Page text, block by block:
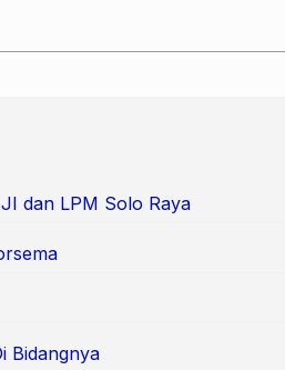
dan LPM Solo Raya
Bidangnya